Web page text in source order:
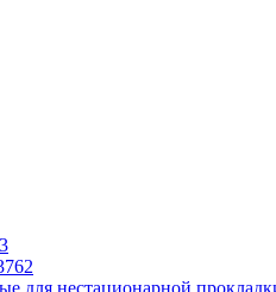
для нестационарной